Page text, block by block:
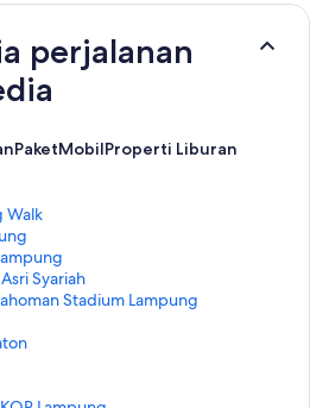
perjalanan
PaketMobilProperti Liburan
Walk
Syariah
Stadium Lampung